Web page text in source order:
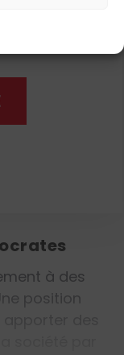
des
de
dans la
à des
position